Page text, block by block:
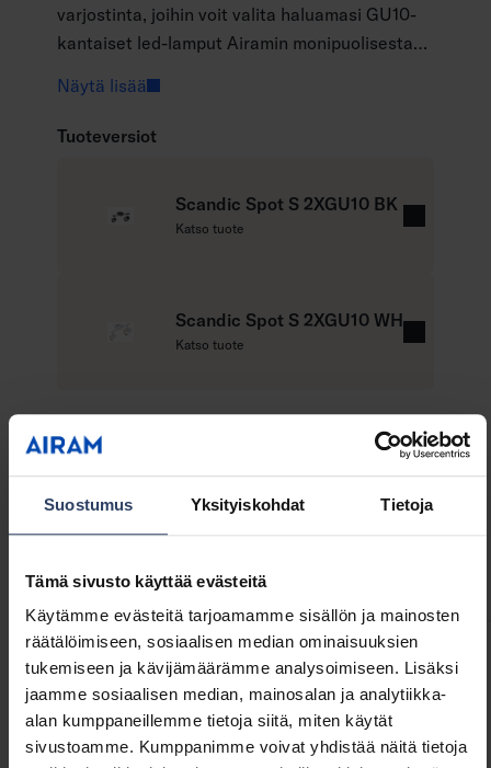
Suostumus Yksityiskohdat Tietoja
Tämä sivusto käyttää evästeitä
Käytämme evästeitä tarjoamamme sisällön ja mainosten
räätälöimiseen, sosiaalisen median ominaisuuksien
tukemiseen ja kävijämäärämme analysoimiseen. Lisäksi
jaamme sosiaalisen median, mainosalan ja analytiikka-
alan kumppaneillemme tietoja siitä, miten käytät
sivustoamme. Kumppanimme voivat yhdistää näitä tietoja
varjostinta, joihin voit valita haluamasi GU10-
kantaiset led-lamput Airamin monipuolisesta
skandinaaviseen sisustukseen. Runkoväristä
kaksi eri vaihtoehtoa: valkoinen tai musta. Voit
suoraan kattoon tai asennusrasiaan. Scandic-
Näytä lisää
Tuoteversiot
Scandic Spot S 2XGU10 BK
Katso tuote
ä
Scandic Spot S 2XGU10 WH
Katso tuote
i
s
ä
ä
Tekniset tiedot
Tuoteversiot Lataukset Tekniset tiedot
Tuotenimi GTIN
Scandic Spot S 2XGU10 BK